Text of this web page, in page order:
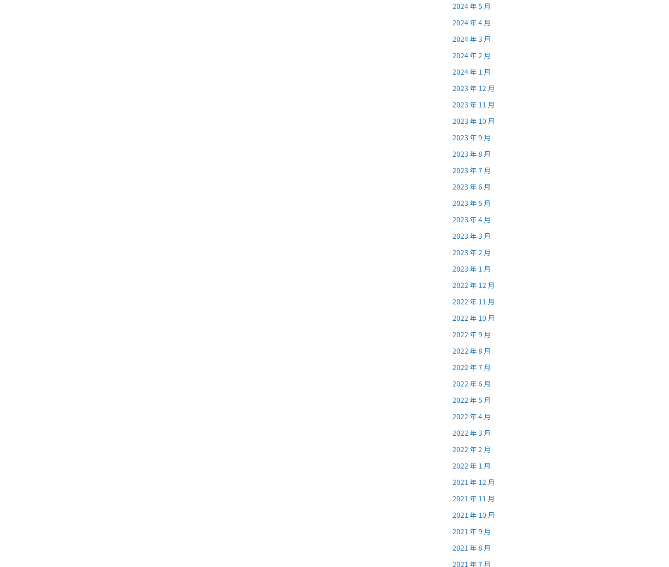
2024 年 5 月
2024 年 4 月
2024 年 3 月
2024 年 2 月
2024 年 1 月
2023 年 12 月
2023 年 11 月
2023 年 10 月
2023 年 9 月
2023 年 8 月
2023 年 7 月
2023 年 6 月
2023 年 5 月
2023 年 4 月
2023 年 3 月
2023 年 2 月
2023 年 1 月
2022 年 12 月
2022 年 11 月
2022 年 10 月
2022 年 9 月
2022 年 8 月
2022 年 7 月
2022 年 6 月
2022 年 5 月
2022 年 4 月
2022 年 3 月
2022 年 2 月
2022 年 1 月
2021 年 12 月
2021 年 11 月
2021 年 10 月
2021 年 9 月
2021 年 8 月
2021 年 7 月